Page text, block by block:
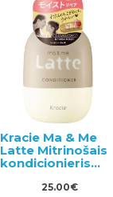
Kracie Ma & Me
Latte Mitrinošais
kondicionieris
25.00€